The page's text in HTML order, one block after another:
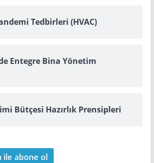
Tedbirleri (HVAC)
Entegre Bina Yönetim
Bütçesi Hazırlık Prensipleri
ile abone ol